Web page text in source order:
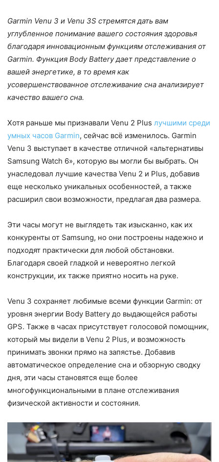
Garmin Venu 3 и Venu 3S стремятся дать вам
углубленное понимание вашего состояния здоровья
благодаря инновационным функциям отслеживания от
Garmin. Функция Body Battery дает представление о
вашей энергетике, в то время как
усовершенствованное отслеживание сна анализирует
качество вашего сна.
Хотя раньше мы признавали Venu 2 Plus лучшими среди
умных часов Garmin, сейчас всё изменилось. Garmin
Venu 3 выступает в качестве отличной «альтернативы
Samsung Watch 6», которую вы могли бы выбрать. Он
унаследовал лучшие качества Venu 2 и Plus, добавив
еще несколько уникальных особенностей, а также
расширил свои возможности, предлагая два размера.
Эти часы могут не выглядеть так изысканно, как их
конкуренты от Samsung, но они построены надежно и
подходят практически для любой обстановки.
Благодаря своей гладкой и невероятно легкой
конструкции, их также приятно носить на руке.
Venu 3 сохраняет любимые всеми функции Garmin: от
уровня энергии Body Battery до выдающейся работы
GPS. Также в часах присутствует голосовой помощник,
который мы видели в Venu 2 Plus, и возможность
принимать звонки прямо на запястье. Добавив
автоматическое определение сна и обзорную сводку
дня, эти часы становятся еще более
многофункциональными в плане отслеживания
физической активности и состояния.